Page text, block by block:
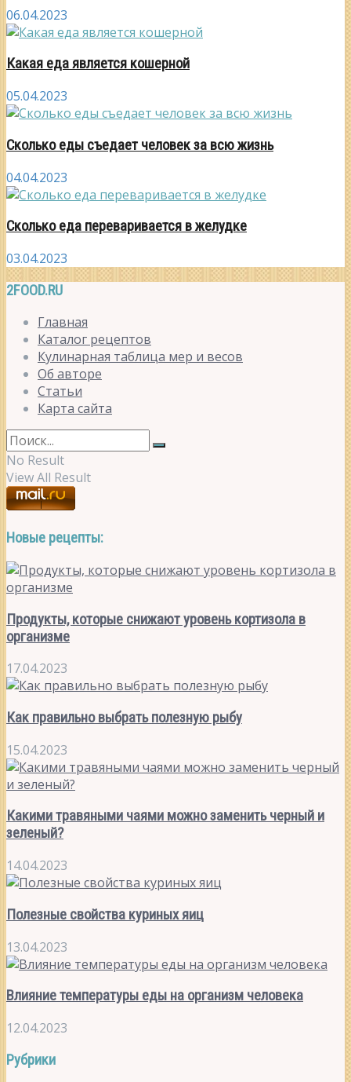
06.04.2023
Какая еда является кошерной
05.04.2023
Сколько еды съедает человек за всю жизнь
04.04.2023
Сколько еда переваривается в желудке
03.04.2023
2FOOD.RU
Главная
Каталог рецептов
Кулинарная таблица мер и весов
Об авторе
Статьи
Карта сайта
No Result
View All Result
Новые рецепты:
Продукты, которые снижают уровень кортизола в
организме
17.04.2023
Как правильно выбрать полезную рыбу
15.04.2023
Какими травяными чаями можно заменить черный и
зеленый?
14.04.2023
Полезные свойства куриных яиц
13.04.2023
Влияние температуры еды на организм человека
12.04.2023
Рубрики